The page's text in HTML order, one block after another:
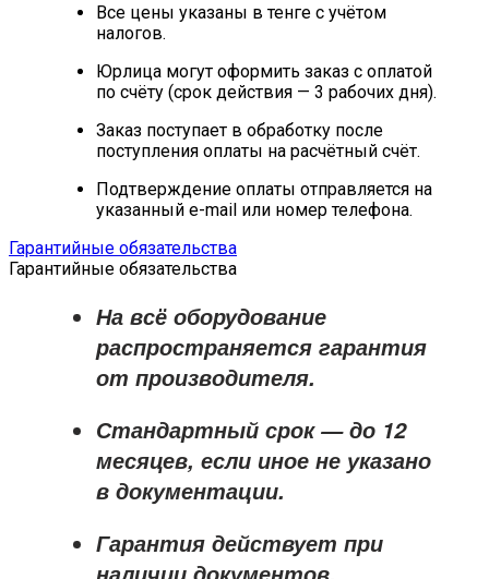
Все цены указаны в тенге с учётом
налогов.
Юрлица могут оформить заказ с оплатой
по счёту (срок действия — 3 рабочих дня).
Заказ поступает в обработку после
поступления оплаты на расчётный счёт.
Подтверждение оплаты отправляется на
указанный e-mail или номер телефона.
Гарантийные обязательства
Гарантийные обязательства
На всё оборудование
распространяется гарантия
от производителя.
Стандартный срок — до 12
месяцев, если иное не указано
в документации.
Гарантия действует при